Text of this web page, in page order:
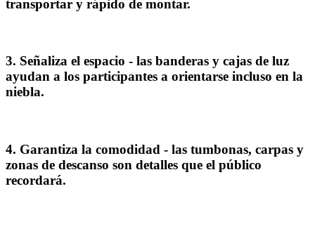
transportar y rápido de montar.
3. Señaliza el espacio - las banderas y cajas de luz
ayudan a los participantes a orientarse incluso en la
niebla.
4. Garantiza la comodidad - las tumbonas, carpas y
zonas de descanso son detalles que el público
recordará.